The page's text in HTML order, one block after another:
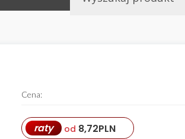
Cena:
raty od 8,72PLN